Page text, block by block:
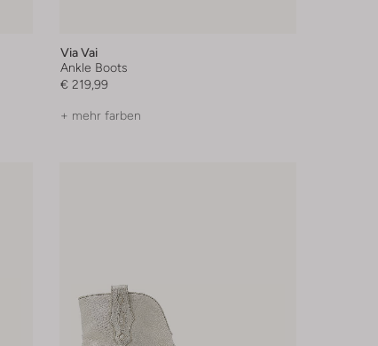
Via Vai
Ankle Boots
€ 219,99
+ mehr farben